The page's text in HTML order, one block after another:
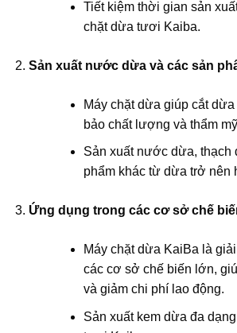
Tiết kiệm thời gian sản
chặt dừa tươi Kaiba.
Sản xuất nước dừa và các sản
Máy chặt dừa giúp cắt
bảo chất lượng và thẩm
Sản xuất nước dừa, thạch
phẩm khác từ dừa trở nên
Ứng dụng trong các cơ sở chế
Máy chặt dừa KaiBa là
các cơ sở chế biến lớn,
và giảm chi phí lao động.
Sản xuất kem dừa đa